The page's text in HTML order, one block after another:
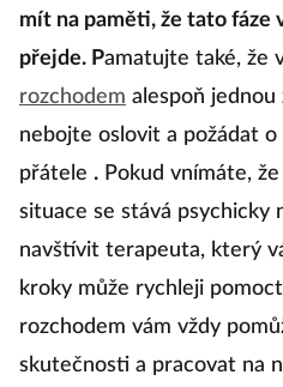
mít na paměti, že tato fáze
přejde. Pamatujte také, že
rozchodem alespoň jednou
nebojte oslovit a požádat
přátele .Pokud vnímáte,
situace se stává psychicky
navštívit terapeuta, který
kroky může rychleji
rozchodem vám vždy
skutečnosti a pracovat na